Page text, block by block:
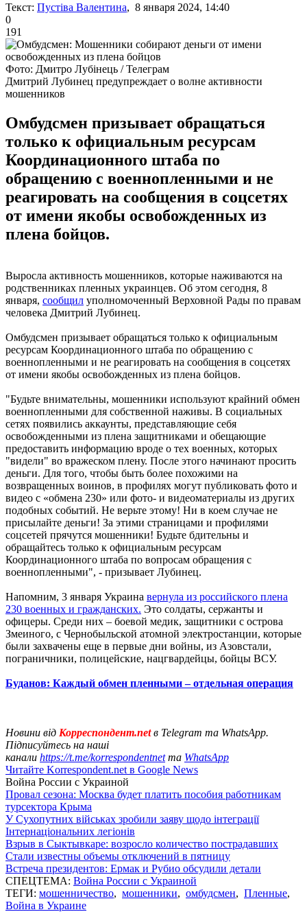
Текст: Пустіва Валентина, 8 января 2024, 14:40
0
191
Фото: Дмитро Лубінець / Телеграм
Дмитрий Лубинец предупреждает о волне активности
мошенников
Омбудсмен призывает обращаться
только к официальным ресурсам
Координационного штаба по
обращению с военнопленными и не
реагировать на сообщения в соцсетях
от имени якобы освобожденных из
плена бойцов.
Выросла активность мошенников, которые наживаются на
родственниках пленных украинцев. Об этом сегодня, 8
января, сообщил уполномоченный Верховной Рады по правам
человека Дмитрий Лубинец.
Омбудсмен призывает обращаться только к официальным
ресурсам Координационного штаба по обращению с
военнопленными и не реагировать на сообщения в соцсетях
от имени якобы освобожденных из плена бойцов.
"Будьте внимательны, мошенники используют крайний обмен
военнопленными для собственной наживы. В социальных
сетях появились аккаунты, представляющие себя
освобожденными из плена защитниками и обещающие
предоставить информацию вроде о тех военных, которых
"видели" во вражеском плену. После этого начинают просить
деньги. Для того, чтобы быть более похожими на
возвращенных воинов, в профилях могут публиковать фото и
видео с «обмена 230» или фото- и видеоматериалы из других
подобных событий. Не верьте этому! Ни в коем случае не
присылайте деньги! За этими страницами и профилями
соцсетей прячутся мошенники! Будьте бдительны и
обращайтесь только к официальным ресурсам
Координационного штаба по вопросам обращения с
военнопленными", - призывает Лубинец.
Напомним, 3 января Украина вернула из российского плена
230 военных и гражданских. Это солдаты, сержанты и
офицеры. Среди них – боевой медик, защитники с острова
Змеиного, с Чернобыльской атомной электростанции, которые
были захвачены еще в первые дни войны, из Азовстали,
пограничники, полицейские, нацгвардейцы, бойцы ВСУ.
Буданов: Каждый обмен пленными – отдельная операция
Новини від Корреспондент.netв Telegram та WhatsApp.
Підписуйтесь на наші
канали https://t.me/korrespondentnetта WhatsApp
Читайте Korrespondent.net в Google News
Война России с Украиной
Провал сезона: Москва будет платить пособия работникам
турсектора Крыма
У Сухопутних військах зробили заяву щодо інтеграції
Інтернаціональних легіонів
Взрыв в Сыктывкаре: возросло количество пострадавших
Стали известны объемы отключений в пятницу
Встреча президентов: Ермак и Рубио обсудили детали
СПЕЦТЕМА: Война России с Украиной
ТЕГИ: мошенничество, мошенники, омбудсмен, Пленные,
Война в Украине